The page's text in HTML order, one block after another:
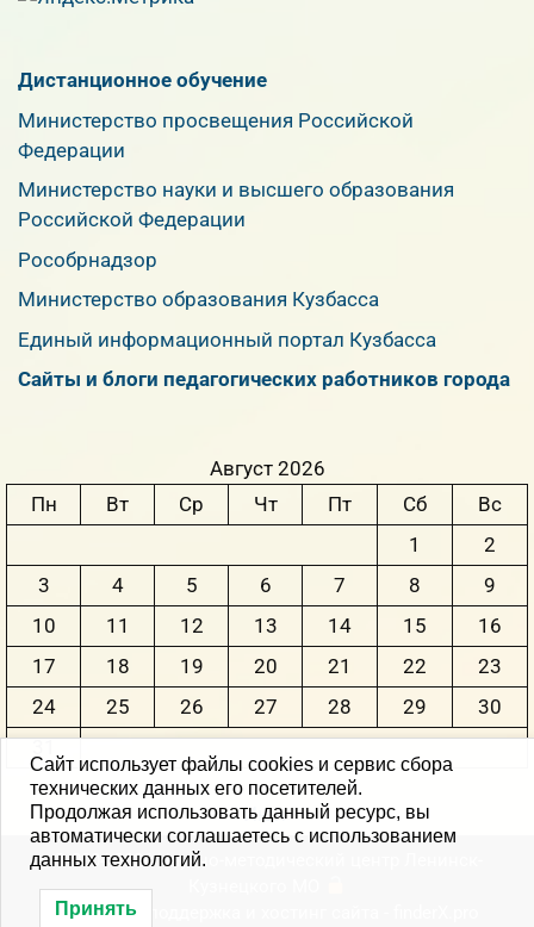
Дистанционное обучение
Министерство просвещения Российской
Федерации
Министерство науки и высшего образования
Российской Федерации
Рособрнадзор
Министерство образования Кузбасса
Единый информационный портал Кузбасса
Сайты и блоги педагогических работников города
Август 2026
Пн
Вт Ср Чт Пт Сб
Вс
1
2
3
4 5 6 7 8
9
10
11 12 13 14 15
16
17
18 19 20 21 22
23
24
25 26 27 28 29
30
« Июн
© 2004-2026 Научно-методический центр Ленинск-
Создание, поддержка и хостинг сайта -
Сайт использует файлы cookies и сервис сбора
технических данных его посетителей.
Продолжая использовать данный ресурс, вы
автоматически соглашаетесь с использованием
данных технологий.
Принять